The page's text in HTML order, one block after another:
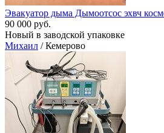
Эвакуатор дыма Дымоотсoc эхвч
90 000 руб.
Новый в заводской упаковке
Михаил / Кемерово